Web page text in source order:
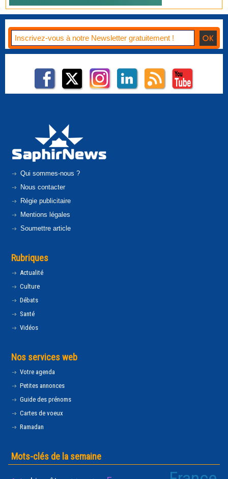
Qui sommes-nous ?
Nous contacter
Régie publicitaire
Mentions légales
Soumettre article
Rubriques
Actualité
Culture
Débats
Santé
Vidéos
Nos services web
Votre agenda
Petites annonces
Guide des prénoms
Cartes de voeux
Ramadan
Mots-clés de la semaine